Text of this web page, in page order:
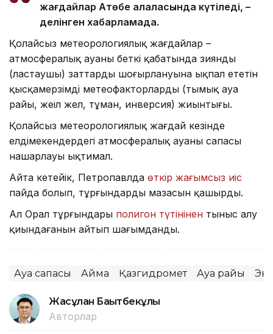
жағдайлар Ақтөбе қалаласында күтіледі, –
делінген хабарламада.
Қолайсыз метеорологиялық жағдайлар –
атмосфералық ауаның беткі қабатында зиянды
(ластаушы) заттардың шоғырлануына ықпал ететін
қысқамерзімді метеофакторлардың (тымық ауа
райы, жеңіл жел, тұман, инверсия) жиынтығы.
Қолайсыз метеорологиялық жағдай кезінде
елдімекендердегі атмосфералық ауаның сапасы
нашарлауы ықтимал.
Айта кетейік, Петропавлда өткір жағымсыз иіс
пайда болып, тұрғындардың мазасын қашырды.
Ал Орал тұрғындары полигон түтінінен тыныс алу
қиындағанын айтып шағымданды.
Ауа сапасы Аймақ Қазгидромет Ауа райы
Жасұлан Бақытбекұлы
Авторлар